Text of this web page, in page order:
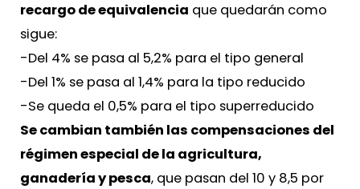
recargo de equivalencia que quedarán como
sigue:
-Del 4% se pasa al 5,2% para el tipo general
-Del 1% se pasa al 1,4% para la tipo reducido
-Se queda el 0,5% para el tipo superreducido
Se cambian también las compensaciones del
régimen especial de la agricultura,
ganadería y pesca, que pasan del 10 y 8,5 por